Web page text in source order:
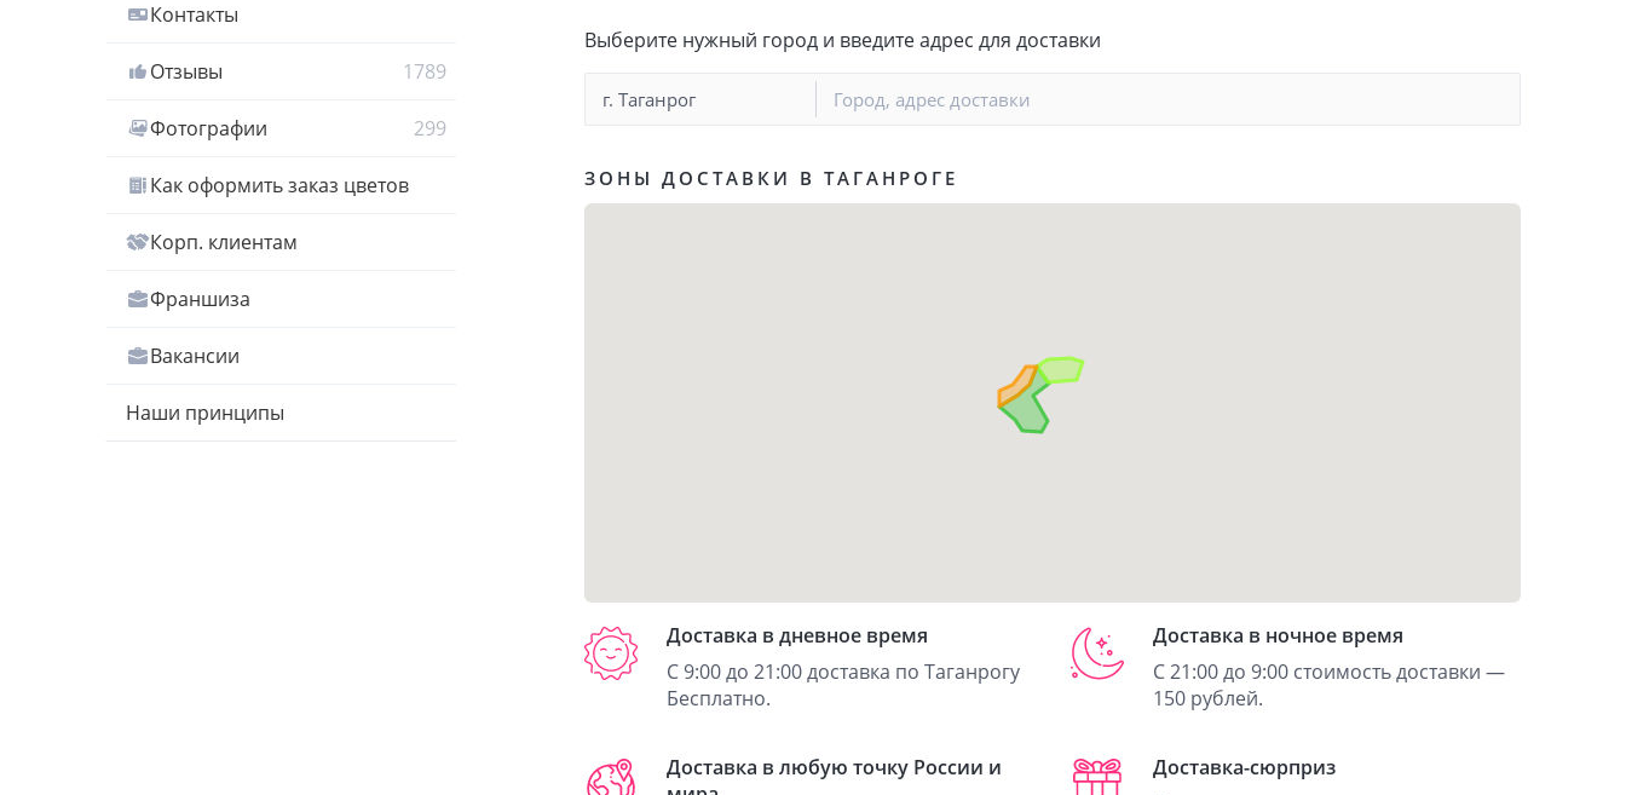
Контакты
Отзывы 1789
Фотографии 299
Как оформить заказ цветов
Корп. клиентам
Франшиза
Вакансии
Наши принципы
Выберите нужный город и введите адрес для доставки
г. Таганрог
ЗОНЫ ДОСТАВКИ В ТАГАНРОГЕ
Доставка в дневное время
С 9:00 до 21:00 доставка по Таганрогу
Бесплатно.
Доставка в ночное время
С 21:00 до 9:00 стоимость доставки —
150 рублей.
Доставка в любую точку России и
Доставка-сюрприз